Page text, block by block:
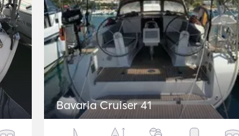
Bavaria Cruiser 41